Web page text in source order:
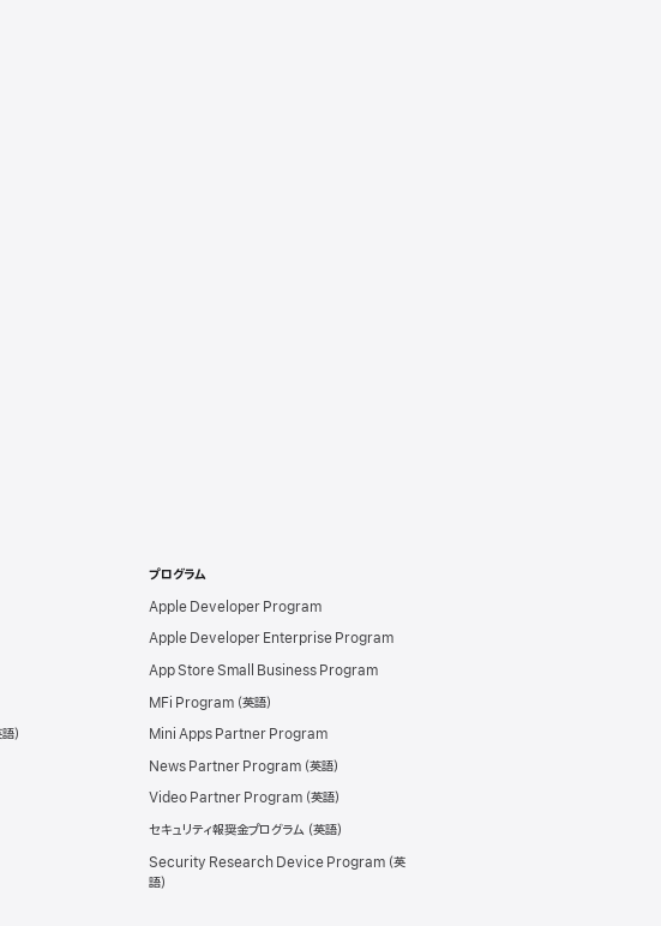
プログラム
Apple Developer Program
Apple Developer Enterprise Program
App Store Small Business Program
MFi Program
Mini Apps Partner Program
News Partner Program
Video Partner Program
セキュリティ報奨金プログラム
Security Research Device Program